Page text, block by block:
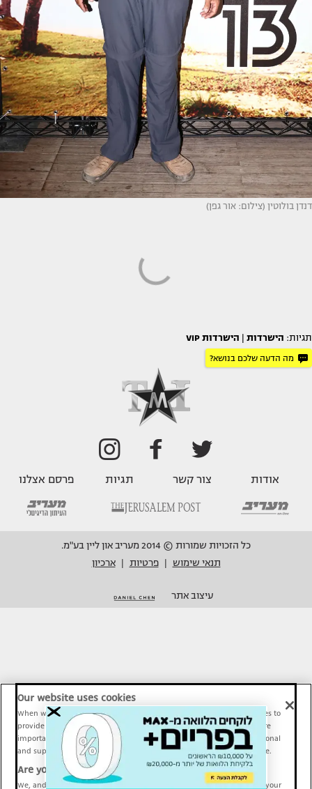
דנדן בולוטין (צילום: אור גפן)
תגיות: הישרדות הישרדות VIP
מה הדעה שלכם בנושא?
אודות צור קשר תגיות פרסם אצלנו
כל הזכויות שמורות © 2014 מעריב און ליין בע"מ.
תנאי שימוש
פרטיות ארכיון
עיצוב אתר
Our website uses cookies
When we provide Maariv, TMI and Sport1 content online, we use cookies to
provide social media features and to analyze our traffic. These tools are
important and necessary for our website functionality. Others are optional
and support Maariv, TMI and Sport1 activity and your online experience.
Are you happy to accept cookies?
We, and our partners, use information about your use of our site and your